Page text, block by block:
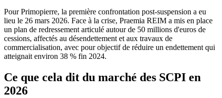
Pour Primopierre, la première confrontation post-suspension a eu
lieu le 26 mars 2026. Face à la crise, Praemia REIM a mis en place
un plan de redressement articulé autour de 50 millions d'euros de
cessions, affectés au désendettement et aux travaux de
commercialisation, avec pour objectif de réduire un endettement qui
atteignait environ 38 % fin 2024.
Ce que cela dit du marché des SCPI en
2026